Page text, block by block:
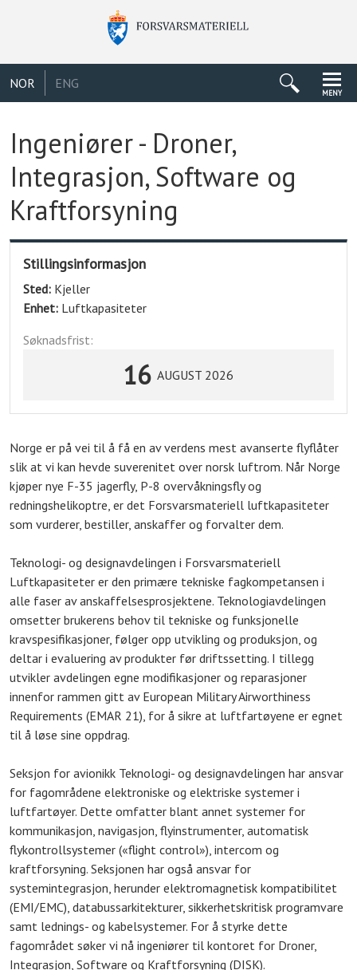
NOR ENG
MENY
Ingeniører - Droner,
Integrasjon, Software og
Kraftforsyning
Stillingsinformasjon
Sted: Kjeller
Enhet: Luftkapasiteter
Søknadsfrist:
16 AUGUST 2026
Norge er på vei til å få en av verdens mest avanserte flyflåter
slik at vi kan hevde suverenitet over norsk luftrom. Når Norge
kjøper nye F-35 jagerfly, P-8 overvåkningsfly og
redningshelikoptre, er det Forsvarsmateriell luftkapasiteter
som vurderer, bestiller, anskaffer og forvalter dem.
Teknologi- og designavdelingen i Forsvarsmateriell
Luftkapasiteter er den primære tekniske fagkompetansen i
alle faser av anskaffelsesprosjektene. Teknologiavdelingen
omsetter brukerens behov til tekniske og funksjonelle
kravspesifikasjoner, følger opp utvikling og produksjon, og
deltar i evaluering av produkter før driftssetting. I tillegg
utvikler avdelingen egne modifikasjoner og reparasjoner
innenfor rammen gitt av European Military Airworthiness
Requirements (EMAR 21), for å sikre at luftfartøyene er egnet
til å løse sine oppdrag.
Seksjon for avionikk Teknologi- og designavdelingen har ansvar
for fagområdene elektroniske og elektriske systemer i
luftfartøyer. Dette omfatter blant annet systemer for
kommunikasjon, navigasjon, flyinstrumenter, automatisk
flykontrollsystemer («flight control»), intercom og
kraftforsyning. Seksjonen har også ansvar for
systemintegrasjon, herunder elektromagnetisk kompatibilitet
(EMI/EMC), databussarkitekturer, sikkerhetskritisk programvare
samt lednings- og kabelsystemer. For å styrke dette
fagområdet søker vi nå ingeniører til kontoret for Droner,
Integrasjon, Software og Kraftforsyning (DISK).